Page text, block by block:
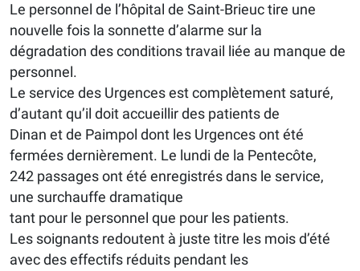
Le personnel de l’hôpital de Saint-Brieuc tire une
nouvelle fois la sonnette d’alarme sur la
dégradation des conditions travail liée au manque de
personnel.
Le service des Urgences est complètement saturé,
d’autant qu’il doit accueillir des patients de
Dinan et de Paimpol dont les Urgences ont été
fermées dernièrement. Le lundi de la Pentecôte,
242 passages ont été enregistrés dans le service,
une surchauffe dramatique
tant pour le personnel que pour les patients.
Les soignants redoutent à juste titre les mois d’été
avec des effectifs réduits pendant les